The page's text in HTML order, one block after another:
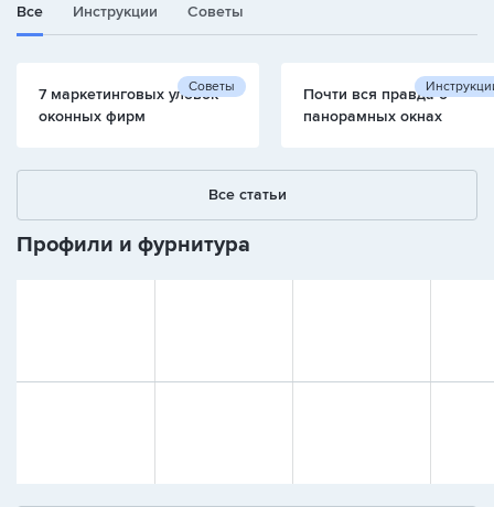
Все Инструкции Советы
Советы
7 маркетинговых уловок
оконных фирм
Почти вся правда о
панорамных окнах
Все статьи
Профили и фурнитура